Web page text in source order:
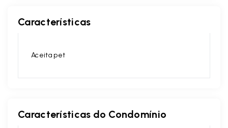
Características
Aceita pet
Características do Condomínio